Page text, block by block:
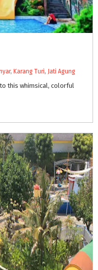
, Karang Turi, Jati Agung
to this whimsical, colorful